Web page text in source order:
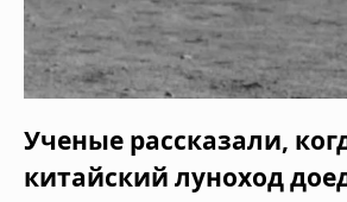
Ученые рассказали,
китайский луноход